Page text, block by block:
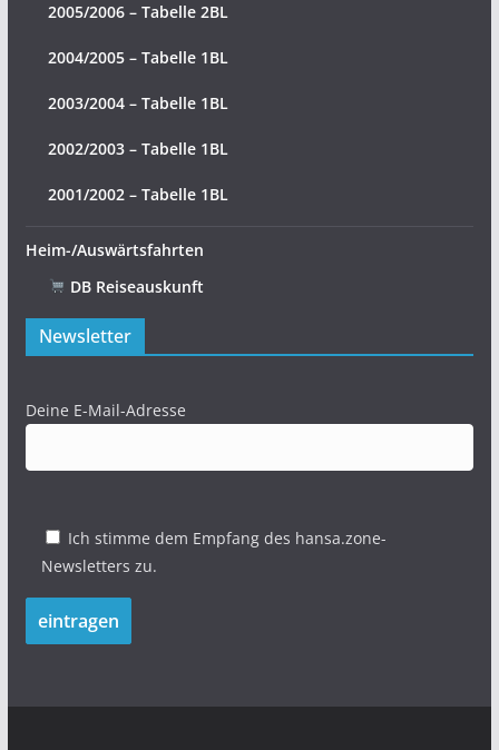
2005/2006 – Tabelle 2BL
2004/2005 – Tabelle 1BL
2003/2004 – Tabelle 1BL
2002/2003 – Tabelle 1BL
2001/2002 – Tabelle 1BL
Heim-/Auswärtsfahrten
DB Reiseauskunft
Newsletter
Deine E-Mail-Adresse
Ich stimme dem Empfang des hansa.zone-
Newsletters zu.